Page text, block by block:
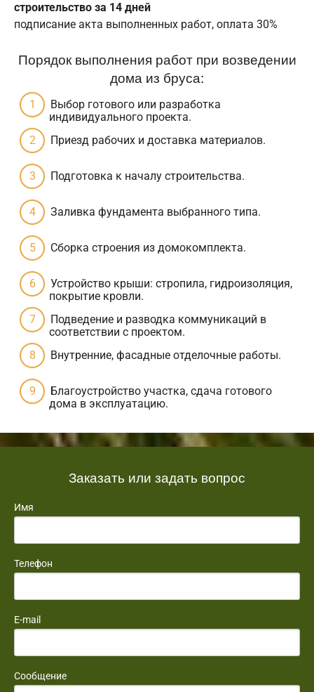
строительство за 14 дней
подписание акта выполненных работ, оплата 30%
Порядок выполнения работ при возведении
дома из бруса:
Выбор готового или разработка
индивидуального проекта.
Приезд рабочих и доставка материалов.
Подготовка к началу строительства.
Заливка фундамента выбранного типа.
Сборка строения из домокомплекта.
Устройство крыши: стропила, гидроизоляция,
покрытие кровли.
Подведение и разводка коммуникаций в
соответствии с проектом.
Внутренние, фасадные отделочные работы.
Благоустройство участка, сдача готового
дома в эксплуатацию.
Заказать или задать вопрос
Имя
Телефон
E-mail
Сообщение